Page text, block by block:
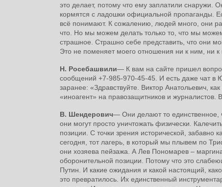
это делает, потому что ему заплатили снаружи.
кормятся с ладошки официальной пропаганды.
всё понимают. К сожалению, людей много, они
что. Но мы можем делать только то, что мы
страшное. Страшно себе представить, что они
Это не поменяет моего отношения ни к ним, ни к
Н. Росебашвили― К вам на сайте пришел
сообщений +7-985-970-45-45. И есть даже чат в
заранее: «Здравствуйте. Виктор Анатольевич,
«иноагент» на правозащитников и журналистов.
В. Шендерович― Они делают то единственное,
они могут просто уничтожать физически.
позиции. С точки зрения исторической, забавно
сегодня, тот лагерь, в который мы плывем по
они хозяева пейзажа. А Лев Пономарев –
оборонительной позиции. Потому что это
Путин. И какие ожидания и какой настоящий,
это превратилось. Их единственный